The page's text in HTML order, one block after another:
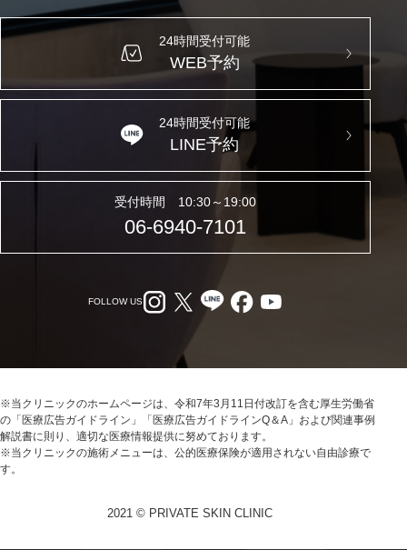
24時間受付可能
WEB予約
24時間受付可能
LINE予約
受付時間 10:30～19:00
06-6940-7101
FOLLOW US
※当クリニックのホームページは、令和7年3月11日付改訂を含む厚生労働省
の「医療広告ガイドライン」「医療広告ガイドラインQ＆A」および関連事例
解説書に則り、適切な医療情報提供に努めております。
※当クリニックの施術メニューは、公的医療保険が適用されない自由診療で
す。
2021 © PRIVATE SKIN CLINIC